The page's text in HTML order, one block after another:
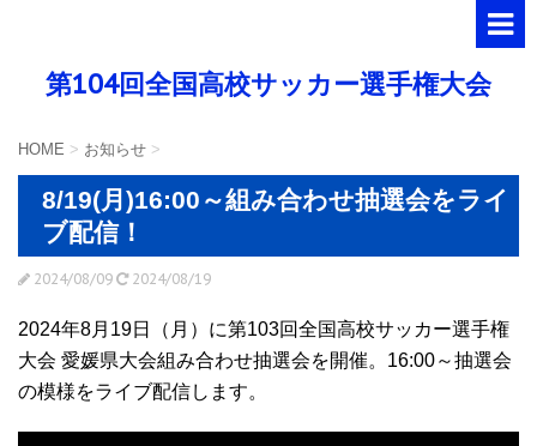
第104回全国高校サッカー選手権大会
HOME > お知らせ >
8/19(月)16:00～組み合わせ抽選会をライ
ブ配信！
2024/08/09 2024/08/19
2024年8月19日（月）に第103回全国高校サッカー選手権
大会 愛媛県大会組み合わせ抽選会を開催。16:00～抽選会
の模様をライブ配信します。